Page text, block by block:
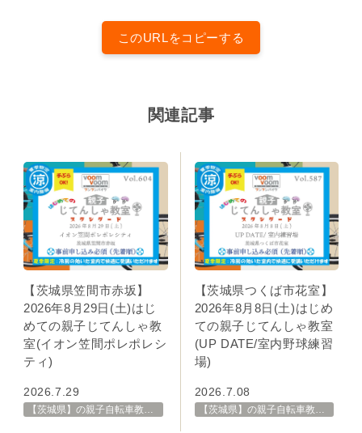
このURLをコピーする
関連記事
【茨城県笠間市赤坂】
2026年8月29日(土)はじ
めての親子じてんしゃ教
室(イオン笠間ポレポレシ
ティ)
2026.7.29
【茨城県つくば市花室】
2026年8月8日(土)はじめ
ての親子じてんしゃ教室
(UP DATE/室内野球練習
場)
2026.7.08